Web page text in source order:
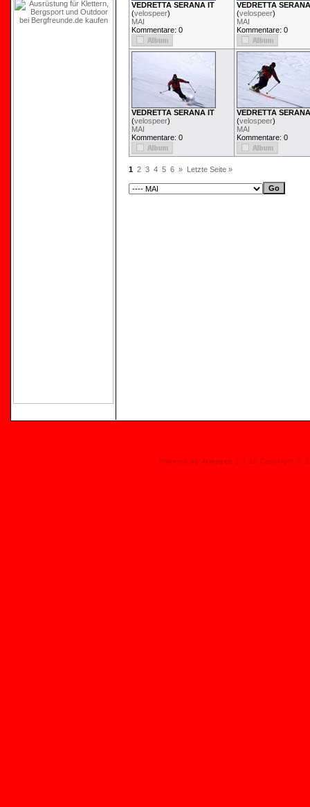
VEDRETTA SERANA IT
(velospeer)
MAI
Kommentare: 0
VEDRETTA
(velospeer)
MAI
Kommentare: 0
VEDRETTA SERANA IT
(velospeer)
MAI
Kommentare: 0
VEDRETTA
(velospeer)
MAI
Kommentare: 0
1 2 3 4 5 6 » Letzte Seite »
Powered by 4images 1.7.10 Copyright ©